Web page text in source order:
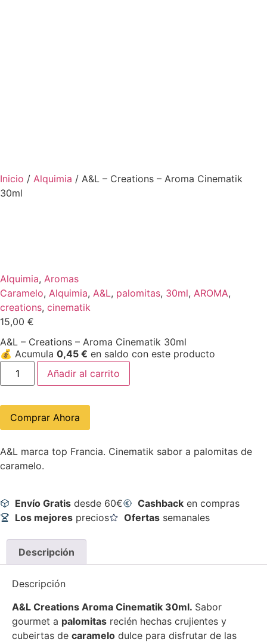
Inicio / Alquimia / A&L – Creations – Aroma Cinematik
30ml
Alquimia, Aromas
Caramelo, Alquimia, A&L, palomitas, 30ml, AROMA,
creations, cinematik
15,00 €
A&L – Creations – Aroma Cinematik 30ml
💰 Acumula 0,45 € en saldo con este producto
Añadir al carrito
Comprar Ahora
A&L marca top Francia. Cinematik sabor a palomitas de
caramelo.
Envío Gratis desde 60€ Cashback en compras
Los mejores precios Ofertas semanales
Descripción
Descripción
A&L Creations Aroma Cinematik 30ml. Sabor
gourmet a palomitas recién hechas crujientes y
cubeirtas de caramelo dulce para disfrutar de las